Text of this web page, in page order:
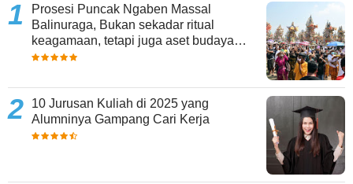
Prosesi Puncak Ngaben Massal
Balinuraga, Bukan sekadar ritual
keagamaan, tetapi juga aset budaya
yang memperkaya keberagaman
10 Jurusan Kuliah di 2025 yang
Alumninya Gampang Cari Kerja